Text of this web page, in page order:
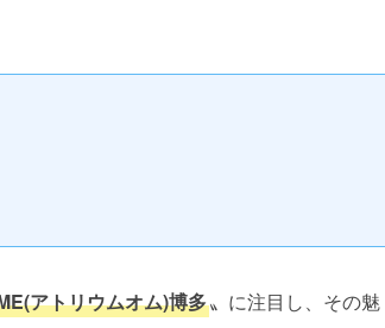
アトリウムオム)博多〟に注目し、その魅